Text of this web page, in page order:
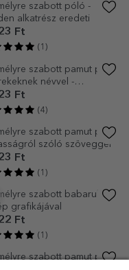
szöveggel - Így
Ft
szabott pamut póló
szöveggel -